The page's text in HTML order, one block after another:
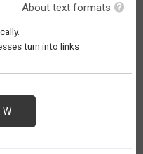
About text formats
turn into links